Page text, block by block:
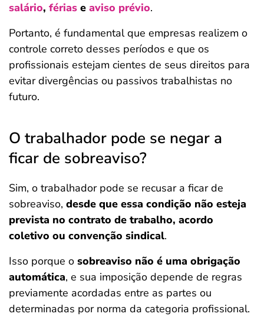
salário, férias e aviso prévio.
Portanto, é fundamental que empresas realizem o
controle correto desses períodos e que os
profissionais estejam cientes de seus direitos para
evitar divergências ou passivos trabalhistas no
futuro.
O trabalhador pode se negar a
ficar de sobreaviso?
Sim, o trabalhador pode se recusar a ficar de
sobreaviso, desde que essa condição não esteja
prevista no contrato de trabalho, acordo
coletivo ou convenção sindical.
Isso porque o sobreaviso não é uma obrigação
automática, e sua imposição depende de regras
previamente acordadas entre as partes ou
determinadas por norma da categoria profissional.